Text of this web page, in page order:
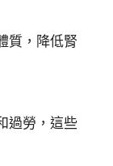
質，降低腎
過勞，這些